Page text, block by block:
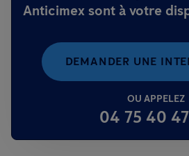
Anticimex sont à votre
DEMANDER UNE
OU APPELEZ
04 75 40